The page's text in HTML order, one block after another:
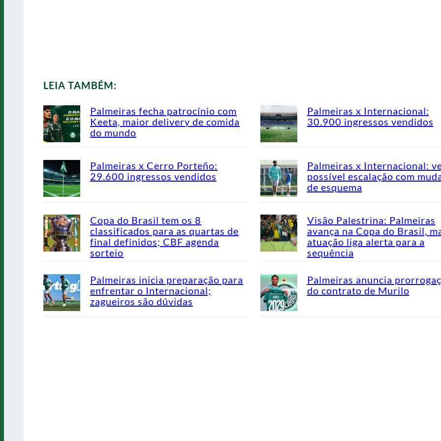
LEIA TAMBÉM:
Palmeiras fecha patrocínio com
Keeta, maior delivery de comida
do mundo
Palmeiras x Internacional:
30.900 ingressos vendidos
Palmeiras x Cerro Porteño:
29.600 ingressos vendidos
Palmeiras x Internacional:
possível escalação com
de esquema
Copa do Brasil tem os 8
classificados para as quartas de
final definidos; CBF agenda
sorteio
Visão Palestrina: Palmeiras
avança na Copa do Brasil,
atuação liga alerta para a
sequência
Palmeiras inicia preparação para
enfrentar o Internacional;
zagueiros são dúvidas
Palmeiras anuncia
do contrato de Murilo